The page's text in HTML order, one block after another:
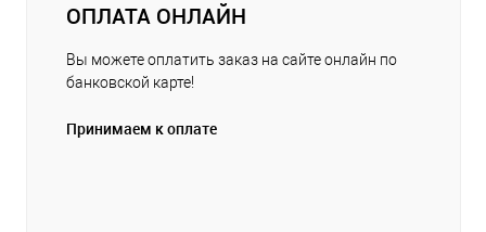
ОПЛАТА ОНЛАЙН
Вы можете оплатить заказ на сайте онлайн по
банковской карте!
Принимаем к оплате